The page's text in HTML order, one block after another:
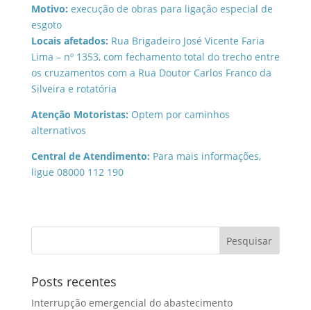
Motivo: execução de obras para ligação especial de
esgoto
Locais afetados: Rua Brigadeiro José Vicente Faria
Lima – nº 1353, com fechamento total do trecho entre
os cruzamentos com a Rua Doutor Carlos Franco da
Silveira e rotatória
Atenção Motoristas: Optem por caminhos
alternativos
Central de Atendimento: Para mais informações,
ligue 08000 112 190
Posts recentes
Interrupção emergencial do abastecimento